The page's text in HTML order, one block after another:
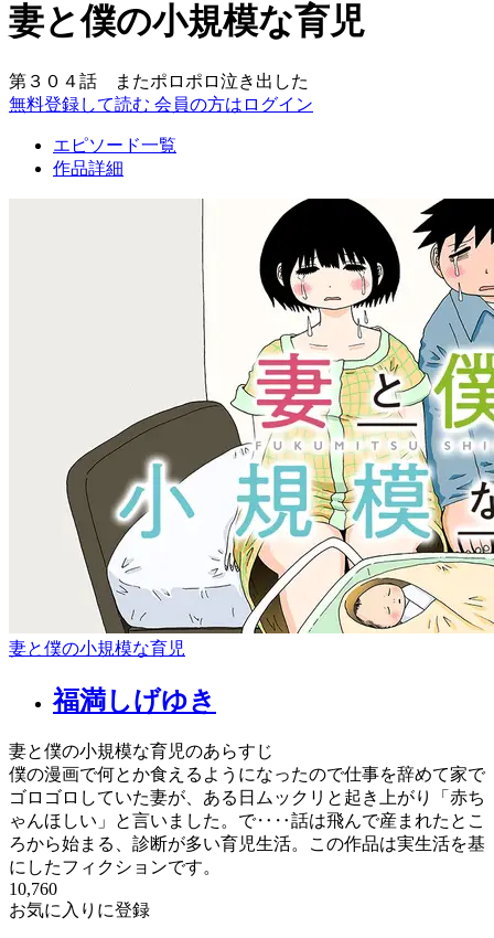
妻と僕の小規模な育児
第３０４話 またポロポロ泣き出した
無料登録して読む 会員の方はログイン
エピソード一覧
作品詳細
妻と僕の小規模な育児
福満しげゆき
妻と僕の小規模な育児のあらすじ
僕の漫画で何とか食えるようになったので仕事を辞めて家で
ゴロゴロしていた妻が、ある日ムックリと起き上がり「赤ち
ゃんほしい」と言いました。で‥‥話は飛んで産まれたとこ
ろから始まる、診断が多い育児生活。この作品は実生活を基
にしたフィクションです。
10,760
お気に入りに登録